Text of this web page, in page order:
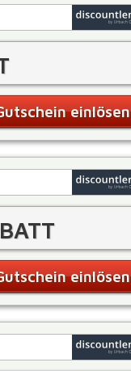
einlösen
einlösen